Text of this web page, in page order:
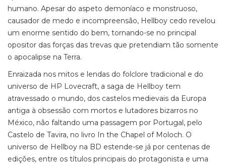
humano. Apesar do aspeto demoníaco e monstruoso,
causador de medo e incompreensão, Hellboy cedo revelou
um enorme sentido do bem, tornando-se no principal
opositor das forças das trevas que pretendiam tão somente
o apocalipse na Terra.
Enraizada nos mitos e lendas do folclore tradicional e do
universo de HP Lovecraft, a saga de Hellboy tem
atravessado o mundo, dos castelos medievais da Europa
antiga à obsessão com mortos e lutadores bizarros no
México, não faltando uma passagem por Portugal, pelo
Castelo de Tavira, no livro In the Chapel of Moloch. O
universo de Hellboy na BD estende-se já por centenas de
edições, entre os títulos principais do protagonista e uma